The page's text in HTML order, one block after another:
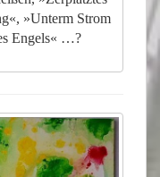
»Unterm Strom
Engels« …?